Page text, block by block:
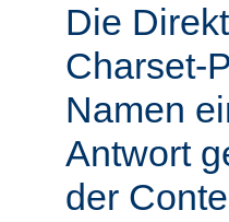
Die
Charset-
Namen
Antwort
der